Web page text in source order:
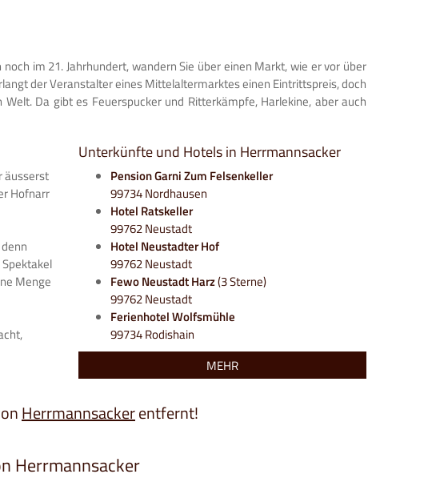
im 21. Jahrhundert, wandern Sie über einen Markt, wie er vor über
der Veranstalter eines Mittelaltermarktes einen Eintrittspreis, doch
Da gibt es Feuerspucker und Ritterkämpfe, Harlekine, aber auch
äusserst
Hofnarr
Menge
Unterkünfte und Hotels in Herrmannsacker
Pension Garni Zum Felsenkeller
99734 Nordhausen
Hotel Ratskeller
99762 Neustadt
Hotel Neustadter Hof
99762 Neustadt
Fewo Neustadt Harz(3 Sterne)
99762 Neustadt
Ferienhotel Wolfsmühle
99734 Rodishain
MEHR
Herrmannsackerentfernt!
Herrmannsacker